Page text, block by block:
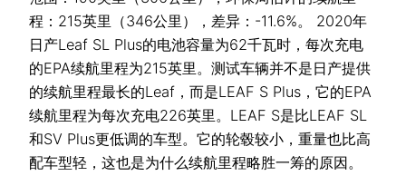
程：215英里（346公里），差异：-11.6%。 2020年
日产Leaf SL Plus的电池容量为62千瓦时，每次充电
的EPA续航里程为215英里。测试车辆并不是日产提供
的续航里程最长的Leaf，而是LEAF S Plus，它的EPA
续航里程为每次充电226英里。LEAF S是比LEAF SL
和SV Plus更低调的车型。它的轮毂较小，重量也比高
配车型轻，这也是为什么续航里程略胜一筹的原因。